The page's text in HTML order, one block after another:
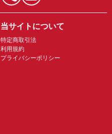
当サイトについて
特定商取引法
利用規約
プライバシーポリシー